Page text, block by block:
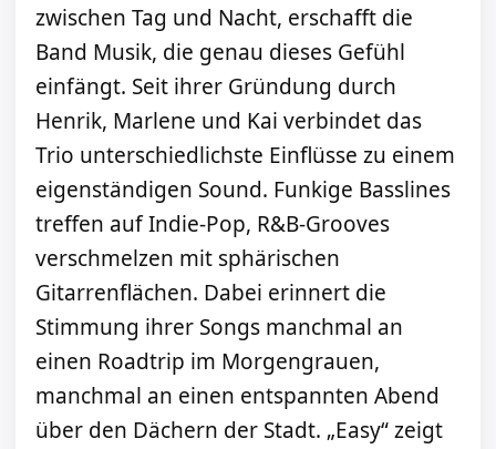
zwischen Tag und Nacht, erschafft die
Band Musik, die genau dieses Gefühl
einfängt. Seit ihrer Gründung durch
Henrik, Marlene und Kai verbindet das
Trio unterschiedlichste Einflüsse zu einem
eigenständigen Sound. Funkige Basslines
treffen auf Indie-Pop, R&B-Grooves
verschmelzen mit sphärischen
Gitarrenflächen. Dabei erinnert die
Stimmung ihrer Songs manchmal an
einen Roadtrip im Morgengrauen,
manchmal an einen entspannten Abend
über den Dächern der Stadt. „Easy“ zeigt